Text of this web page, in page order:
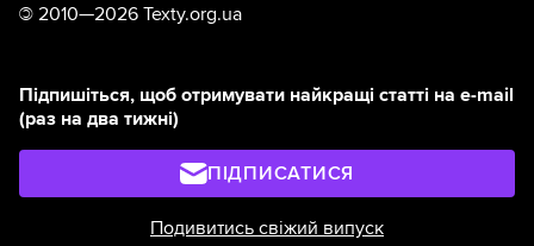
© 2010—2026 Texty.org.ua
Підпишіться, щоб отримувати найкращі статті на e-mail
(раз на два тижні)
ПІДПИСАТИСЯ
Подивитись свіжий випуск